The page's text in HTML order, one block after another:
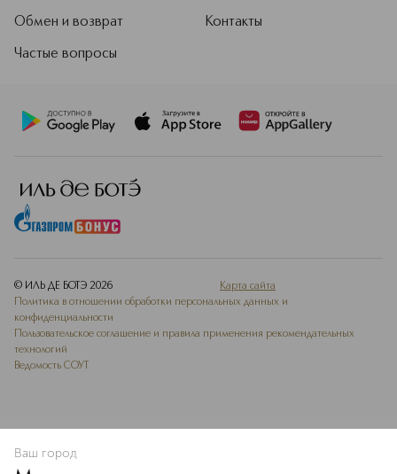
В КОРЗИНУ
Обмен и возврат
Частые вопросы
Контакты
© ИЛЬ ДЕ БОТЭ 2026
Карта сайта
Политика в отношении обработки персональных данных и
конфиденциальности
Пользовательское соглашение и правила применения рекомендательных
технологий
Ведомость СОУТ
Ваш город